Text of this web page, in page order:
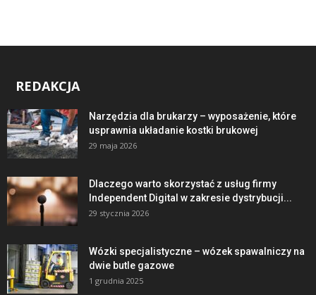
REDAKCJA
Narzędzia dla brukarzy – wyposażenie, które
usprawnia układanie kostki brukowej
29 maja 2026
Dlaczego warto skorzystać z usług firmy
Independent Digital w zakresie dystrybucji...
29 stycznia 2026
Wózki specjalistyczne – wózek spawalniczy na
dwie butle gazowe
1 grudnia 2025